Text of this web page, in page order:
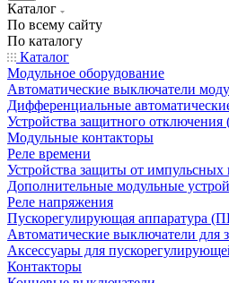
Каталог
По всему сайту
По каталогу
Каталог
Модульное оборудование
Автоматические выключатели
Дифференциальные
Устройства защитного
Модульные контакторы
Реле времени
Устройства защиты от
Дополнительные модульные
Реле напряжения
Пускорегулирующая аппаратура
Автоматические выключатели для
Аксессуары для
Контакторы